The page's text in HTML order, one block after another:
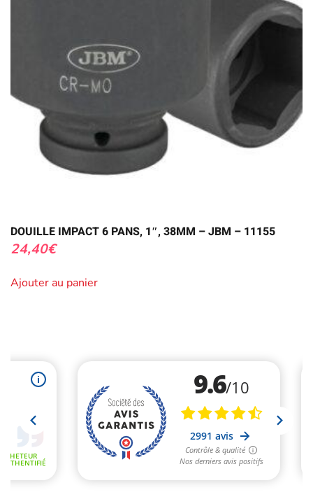
DOUILLE IMPACT 6 PANS, 1″, 38MM – JBM – 11155
24,40€
Ajouter au panier